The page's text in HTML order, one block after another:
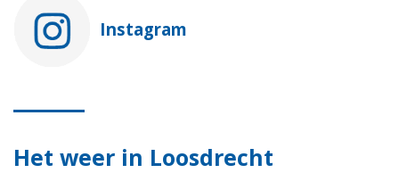
Instagram
Het weer in Loosdrecht